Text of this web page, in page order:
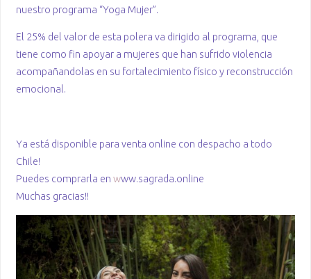
nuestro programa “Yoga Mujer”.
El 25% del valor de esta polera va dirigido al programa, que
tiene como fin apoyar a mujeres que han sufrido violencia
acompañandolas en su fortalecimiento físico y reconstrucción
emocional.
Ya está disponible para venta online con despacho a todo
Chile!
Puedes comprarla enwww.sagrada.online
Muchas gracias!!